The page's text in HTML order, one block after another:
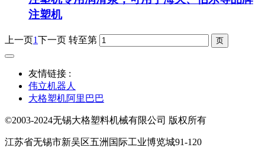
注塑机
上一页1下一页 转至第
友情链接 :
伟立机器人
大格塑机阿里巴巴
©2003-2024无锡大格塑料机械有限公司 版权所有
江苏省无锡市新吴区五洲国际工业博览城91-120